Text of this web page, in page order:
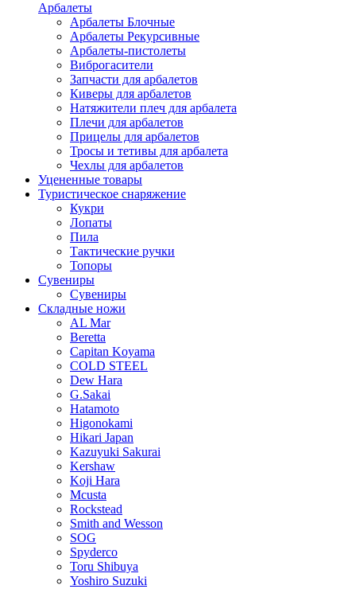
Арбалеты
Арбалеты Блочные
Арбалеты Рекурсивные
Арбалеты-пистолеты
Виброгасители
Запчасти для арбалетов
Киверы для арбалетов
Натяжители плеч для арбалета
Плечи для арбалетов
Прицелы для арбалетов
Тросы и тетивы для арбалета
Чехлы для арбалетов
Уцененные товары
Туристическое снаряжение
Кукри
Лопаты
Пила
Тактические ручки
Топоры
Сувениры
Сувениры
Складные ножи
AL Mar
Beretta
Capitan Koyama
COLD STEEL
Dew Hara
G.Sakai
Hatamoto
Higonokami
Hikari Japan
Kazuyuki Sakurai
Kershaw
Koji Hara
Mcusta
Rockstead
Smith and Wesson
SOG
Spyderco
Toru Shibuya
Yoshiro Suzuki